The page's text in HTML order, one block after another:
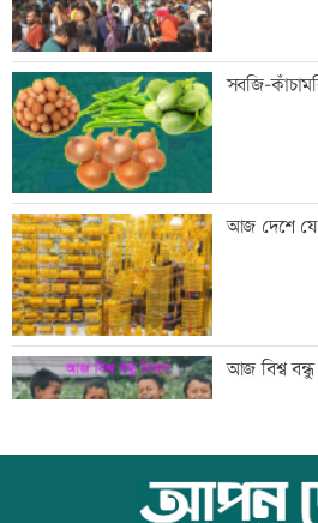
জিয়াউর
ডাক
প্রথম
মেঘনার
অনিয়ম,
বাংলাদেশি
সবজি-
আজ দেশে যে
আজ বিশ্ব
স্কুল ছাত্রীকে